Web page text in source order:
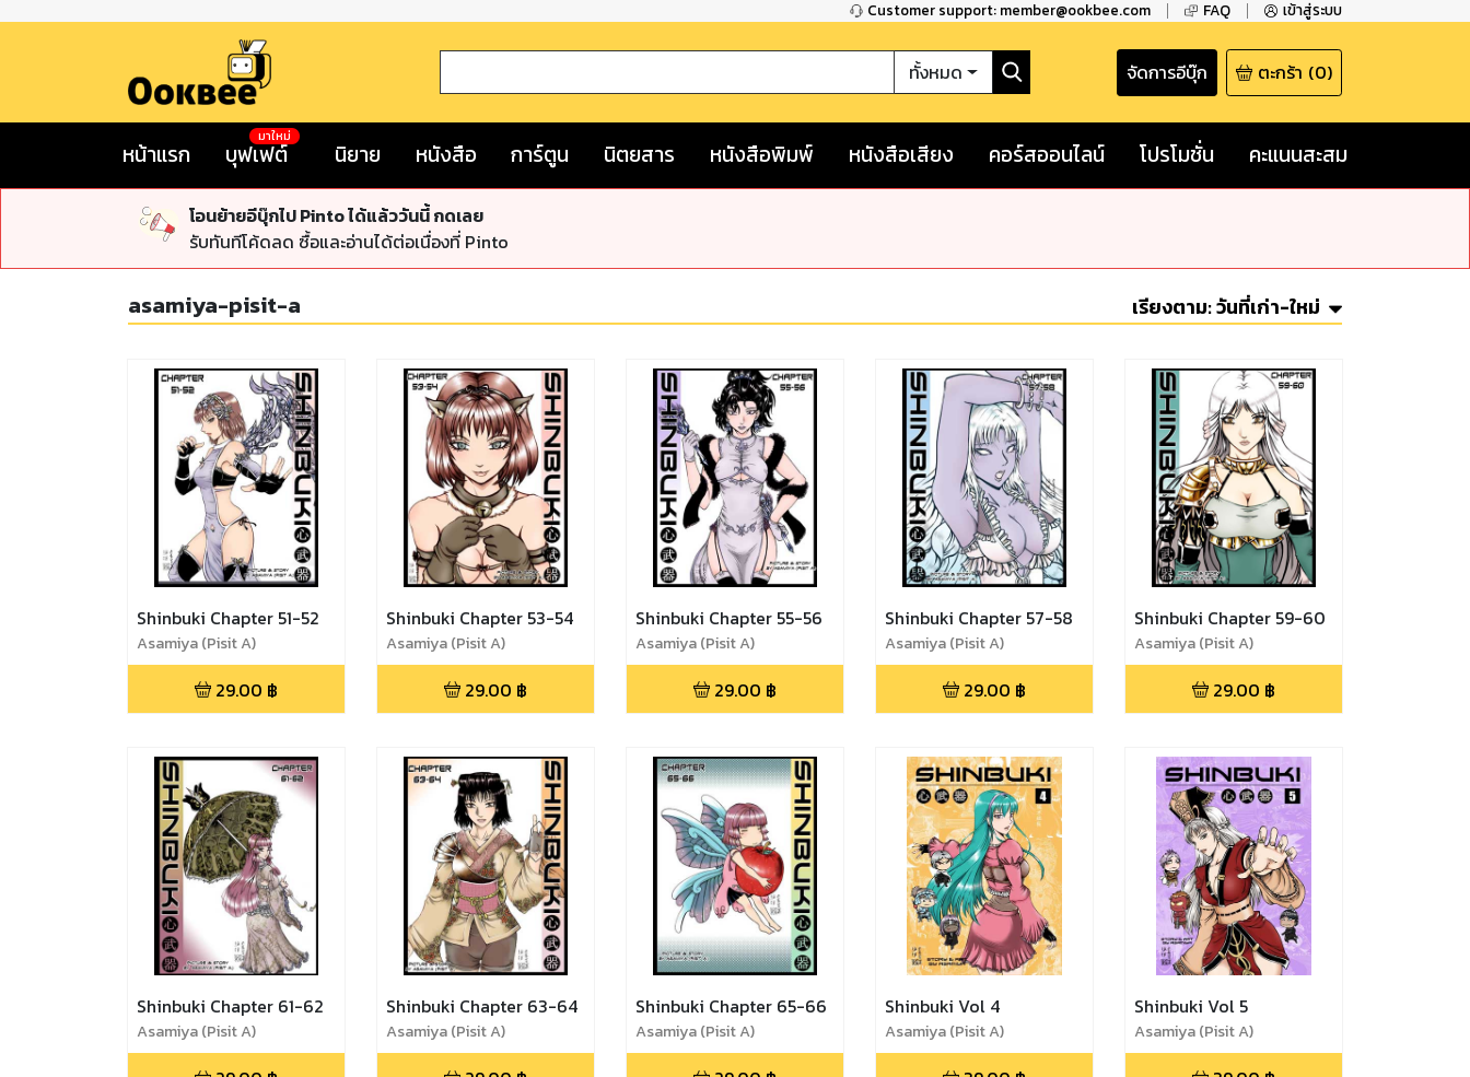
Customer support: member@ookbee.com FAQ เข้าสู่ระบบ
ทั้งหมด จัดการอีบุ๊ก ตะกร้า (0)
หน้าแรก บุฟเฟต์
มาใหม่
นิยาย หนังสือ การ์ตูน นิตยสาร หนังสือพิมพ์ หนังสือเสียง คอร์สออนไลน์ โปรโมชั่น คะแนนสะสม
โอนย้ายอีบุ๊กไป Pinto ได้แล้ววันนี้ กดเลย
รับทันทีโค้ดลด ซื้อและอ่านได้ต่อเนื่องที่ Pinto
asamiya-pisit-a เรียงตาม:วันที่เก่า-ใหม่
Shinbuki Chapter 51-52
Asamiya (Pisit A)
29.00 ฿
Shinbuki Chapter 53-54
Asamiya (Pisit A)
29.00 ฿
Shinbuki Chapter 55-56
Asamiya (Pisit A)
29.00 ฿
Shinbuki Chapter 57-58
Asamiya (Pisit A)
29.00 ฿
Shinbuki Chapter 59-60
Asamiya (Pisit A)
29.00 ฿
Shinbuki Chapter 61-62
Asamiya (Pisit A)
Shinbuki Chapter 63-64
Asamiya (Pisit A)
Shinbuki Chapter 65-66
Asamiya (Pisit A)
Shinbuki Vol 4
Asamiya (Pisit A)
Shinbuki Vol 5
Asamiya (Pisit A)